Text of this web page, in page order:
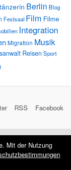
Berlin Blog
Festsaal Film Filme
Integration
Migration Musik
ReisenSport
Facebook
RSS
Mit der Nutzung